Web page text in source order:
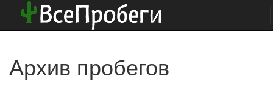
Архив пробегов